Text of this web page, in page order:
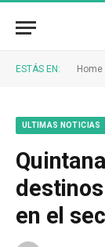
ESTÁS EN: Home
ULTIMAS NOTICIAS
en el